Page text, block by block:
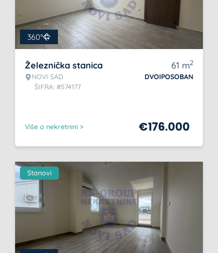
360°
Železnička stanica
NOVI SAD
ŠIFRA: #574177
61 m2
DVOIPOSOBAN
Više o nekretnini > €176.000
Stanovi